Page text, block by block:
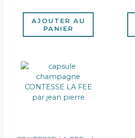
AJOUTER AU
PANIER